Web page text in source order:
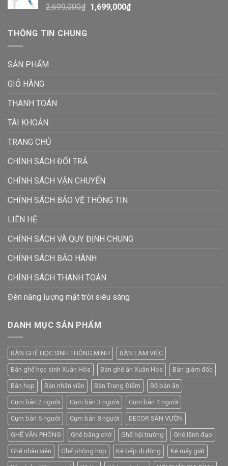
2,699,000₫ 1,699,000₫
THÔNG TIN CHUNG
SẢN PHẨM
GIỎ HÀNG
THANH TOÁN
TÀI KHOẢN
TRANG CHỦ
CHÍNH SÁCH ĐỔI TRẢ
CHÍNH SÁCH VẬN CHUYỂN
CHÍNH SÁCH BẢO VỆ THÔNG TIN
LIÊN HỆ
CHÍNH SÁCH VÀ QUY ĐỊNH CHUNG
CHÍNH SÁCH BẢO HÀNH
CHÍNH SÁCH THANH TOÁN
Đèn năng lượng mặt trời siêu sáng
DANH MỤC SẢN PHẨM
BÀN GHẾ HỌC SINH THÔNG MINH BÀN LÀM VIỆC
Bàn ghế học sinh Xuân Hòa Bàn ghế ăn Xuân Hòa Bàn giám đốc
Bàn họp Bàn nhân viên Bàn Trang Điểm Bộ bàn ăn
Cụm bàn 2 người Cụm bàn 3 người Cụm bàn 4 người
Cụm bàn 6 người Cụm bàn 8 người DECOR SÂN VƯỜN
GHẾ VĂN PHÒNG Ghế băng chờ Ghế hội trường Ghế lãnh đạo
Ghế nhân viên Ghế phòng họp Kệ bếp di động Kệ máy giặt